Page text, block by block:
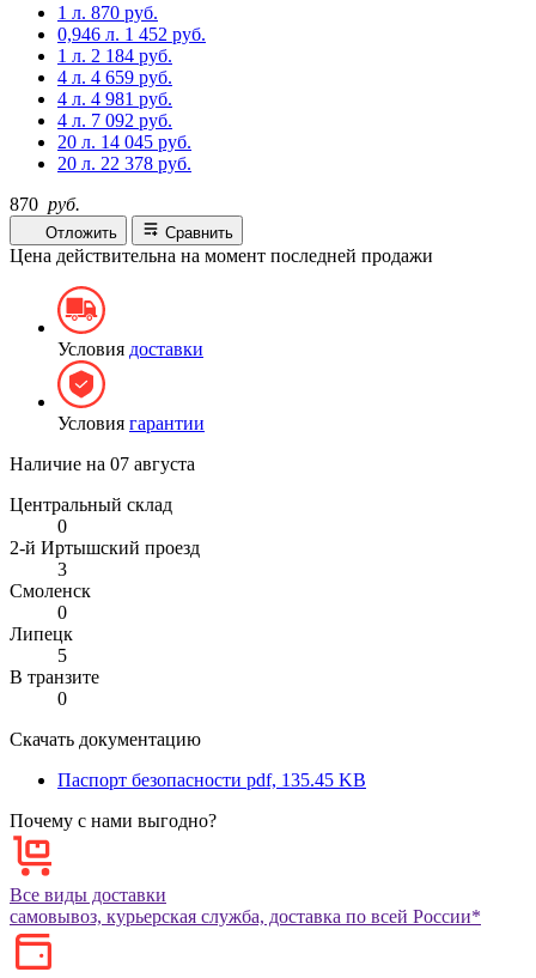
1 л. 870 руб.
0,946 л. 1 452 руб.
1 л. 2 184 руб.
4 л. 4 659 руб.
4 л. 4 981 руб.
4 л. 7 092 руб.
20 л. 14 045 руб.
20 л. 22 378 руб.
870 руб.
Отложить Сравнить
Цена действительна на момент последней продажи
Условия доставки
Условия гарантии
Наличие на 07 августа
Центральный склад
0
2-й Иртышский проезд
3
Смоленск
0
Липецк
5
В транзите
0
Скачать документацию
Паспорт безопасности pdf, 135.45 KB
Почему с нами выгодно?
Все виды доставки
самовывоз, курьерская служба, доставка по всей России*